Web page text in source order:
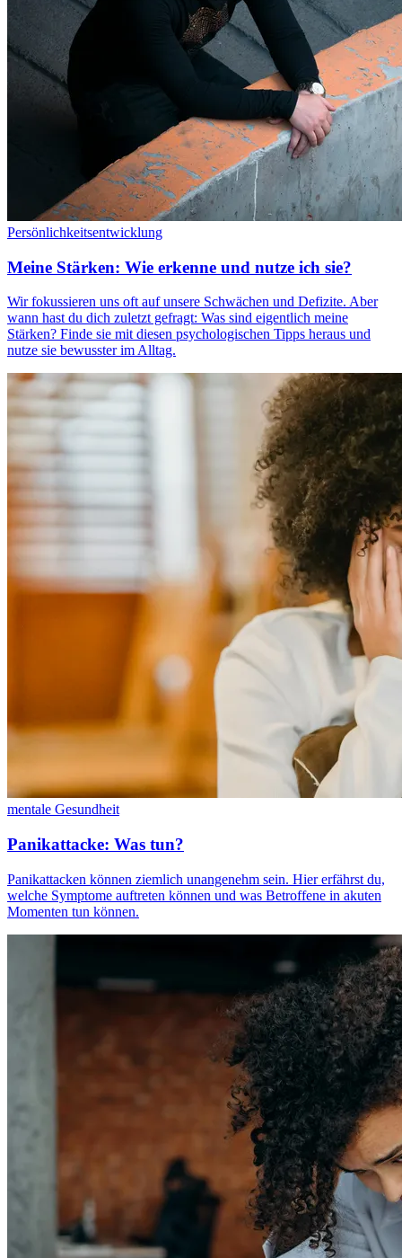
Persönlichkeitsentwicklung
Meine Stärken: Wie erkenne und nutze ich sie?
Wir fokussieren uns oft auf unsere Schwächen und Defizite. Aber
wann hast du dich zuletzt gefragt: Was sind eigentlich meine
Stärken? Finde sie mit diesen psychologischen Tipps heraus und
nutze sie bewusster im Alltag.
mentale Gesundheit
Panikattacke: Was tun?
Panikattacken können ziemlich unangenehm sein. Hier erfährst du,
welche Symptome auftreten können und was Betroffene in akuten
Momenten tun können.